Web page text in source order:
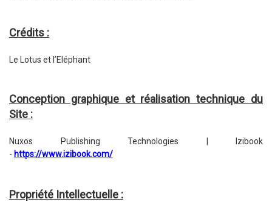
Crédits :
Le Lotus et l’Eléphant
Conception graphique et réalisation technique du
Site :
Nuxos Publishing Technologies | Izibook
- https://www.izibook.com/
Propriété Intellectuelle :